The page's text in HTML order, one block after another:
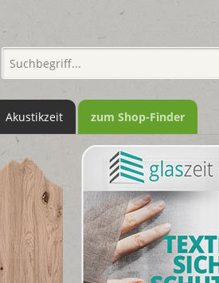
Akustikzeit zum Shop-Finder